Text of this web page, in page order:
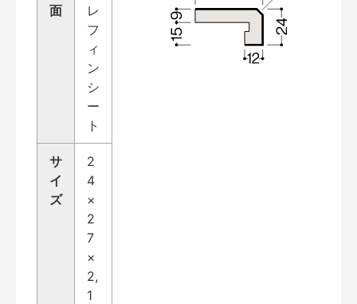
面
レ
フ
ィ
ン
シ
ー
ト
サ
イ
ズ
2
4
×
2
7
×
2,
1